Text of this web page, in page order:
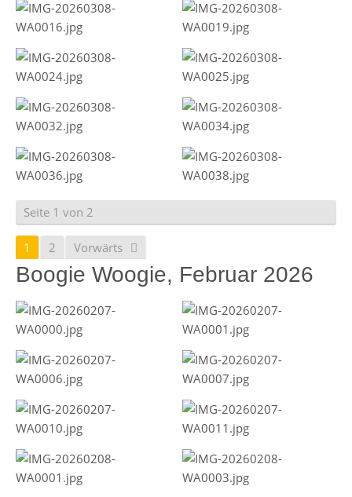
Seite 1 von 2
1 2 Vorwärts
Boogie Woogie, Februar 2026